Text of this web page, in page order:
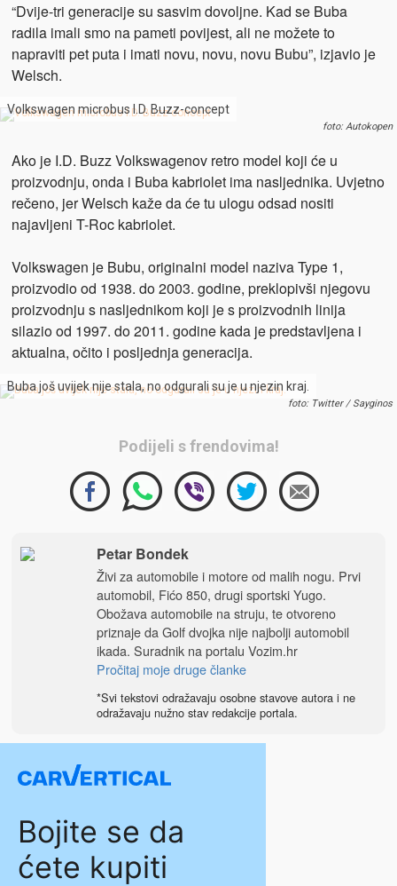
“Dvije-tri generacije su sasvim dovoljne. Kad se Buba
radila imali smo na pameti povijest, ali ne možete to
napraviti pet puta i imati novu, novu, novu Bubu”, izjavio je
Welsch.
Volkswagen microbus I.D. Buzz-concept
foto: Autokopen
Ako je I.D. Buzz Volkswagenov retro model koji će u
proizvodnju, onda i Buba kabriolet ima nasljednika. Uvjetno
rečeno, jer Welsch kaže da će tu ulogu odsad nositi
najavljeni T-Roc kabriolet.
Volkswagen je Bubu, originalni model naziva Type 1,
proizvodio od 1938. do 2003. godine, preklopivši njegovu
proizvodnju s nasljednikom koji je s proizvodnih linija
silazio od 1997. do 2011. godine kada je predstavljena i
aktualna, očito i posljednja generacija.
Buba još uvijek nije stala, no odgurali su je u njezin kraj.
foto: Twitter / Sayginos
Podijeli s frendovima!
Petar Bondek
Živi za automobile i motore od malih nogu. Prvi
automobil, Fićo 850, drugi sportski Yugo.
Obožava automobile na struju, te otvoreno
priznaje da Golf dvojka nije najbolji automobil
ikada. Suradnik na portaluVozim.hr
Pročitaj moje druge članke
*Svi tekstovi odražavaju osobne stavove autora i ne
odražavaju nužno stav redakcije portala.